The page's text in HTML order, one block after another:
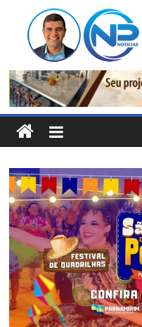
conteúdo
Nova
Notícias
Por
Daniel
Pereira